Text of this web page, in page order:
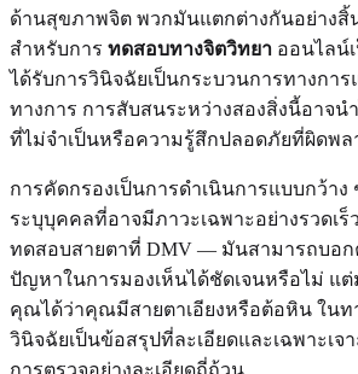
ด้านสุขภาพจิต พวกมันแตกต่างกันอย่างสิ้
สำหรับการ ทดสอบทางจิตวิทยา ออนไลน์
ได้รับการวินิจฉัยเป็นกระบวนการทางการ
ทางการ การสับสนระหว่างสองสิ่งนี้อาจน
ที่ไม่จำเป็นหรือความรู้สึกปลอดภัยที่ผิดพล
การคัดกรองเป็นการดำเนินการแบบกว้าง
ระบุบุคคลที่อาจมีภาวะเฉพาะอย่างรวดเ
ทดสอบสายตาที่ DMV — มันสามารถบอ
ปัญหาในการมองเห็นได้ชัดเจนหรือไม่ แ
คุณได้ว่าคุณมีสายตาเอียงหรือต้อหิน ในท
วินิจฉัยเป็นข้อสรุปที่ละเอียดและเฉพาะเจ
การตรวจอย่างละเอียดถี่ถ้วน